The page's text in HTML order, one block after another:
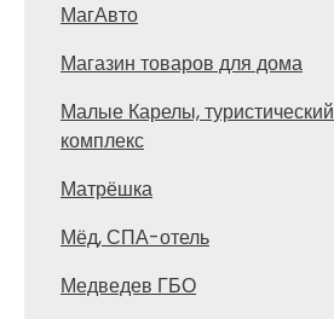
МагАвто
Магазин товаров для дома
Малые Карелы, туристический
комплекс
Матрёшка
Мёд, СПА-отель
Медведев ГБО